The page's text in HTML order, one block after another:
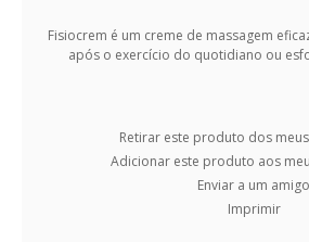
Fisiocrem é um creme de massagem
após o exercício do quotidiano ou
Retirar este produto dos
Adicionar este produto aos
Enviar a um amigo
Imprimir